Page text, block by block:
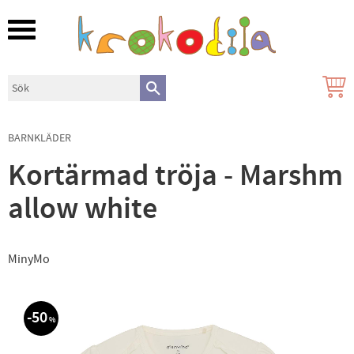
Meny
BARNKLÄDER
Kortärmad tröja - Marshm
allow white
MinyMo
50%